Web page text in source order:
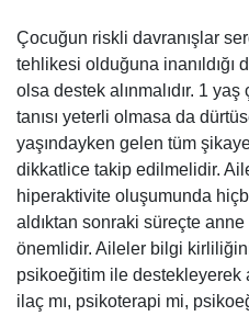
Çocuğun riskli davranışlar
tehlikesi olduğuna inanıldığı
olsa destek alınmalıdır. 1
tanısı yeterli olmasa da
yaşındayken gelen tüm
dikkatlice takip edilmelidir.
hiperaktivite oluşumunda
aldıktan sonraki süreçte
önemlidir. Aileler bilgi
psikoeğitim ile destekleyerek
ilaç mı, psikoterapi mi,